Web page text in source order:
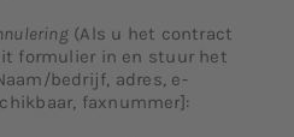
(Als u het contract
formulier in en stuur het
bedrijf, adres, e-
faxnummer]: